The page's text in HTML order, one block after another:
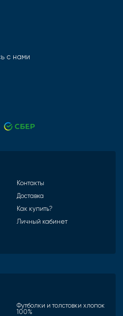
с нами
Контакты
Доставка
Как купить?
Личный кабинет
Футболки и толстовки хлопок
100%